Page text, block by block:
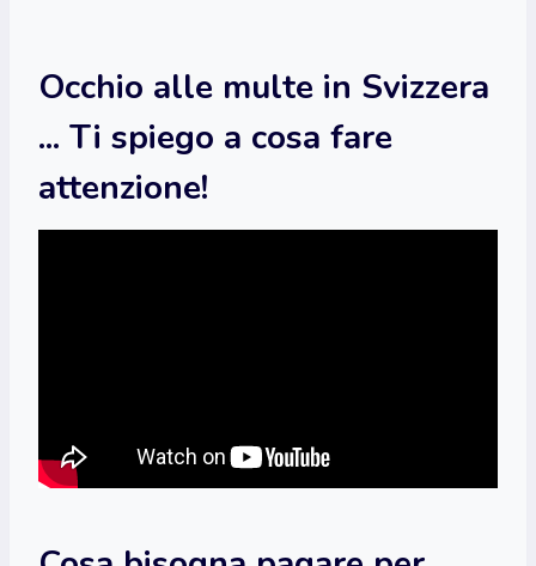
Occhio alle multe in Svizzera
... Ti spiego a cosa fare
attenzione!